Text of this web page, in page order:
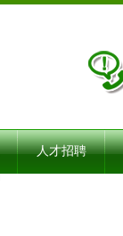
人才招聘